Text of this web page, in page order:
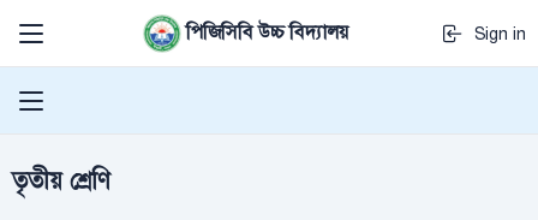
পিজিসিবি উচ্চ বিদ্যালয় Sign in
তৃতীয় শ্রেণি